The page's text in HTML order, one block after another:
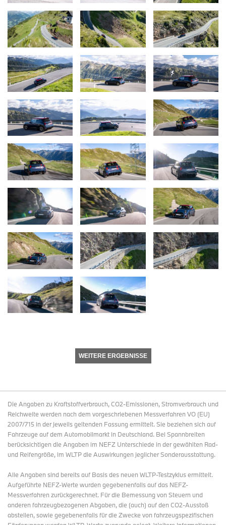
WEITERE ERGEBNISSE
Die Angaben zu Kraftstoffverbrauch, CO2-Emissionen, Stromverbrauch und
Reichweite werden nach dem vorgeschriebenen Messverfahren VO (EU)
2007/715 in der jeweils geltenden Fassung ermittelt. Sie beziehen sich auf
Fahrzeuge auf dem Automobilmarkt in Deutschland. Bei Spannbreiten
berücksichtigen die Angaben im NEFZ Unterschiede in der gewählten Rad-
und Reifengröße, im WLTP die Auswirkungen jeglicher Sonderausstattung.
Alle Angaben sind bereits auf Basis des neuen WLTP-Testzyklus ermittelt.
Aufgeführte NEFZ-Werte wurden gegebenenfalls auf das NEFZ-
Messverfahren zurückgerechnet. Für die Bemessung von Steuern und
anderen fahrzeugbezogenen Abgaben, die (auch) auf den CO2-Ausstoß
abstellen, sowie gegebenenfalls für die Zwecke von fahrzeugspezifischen